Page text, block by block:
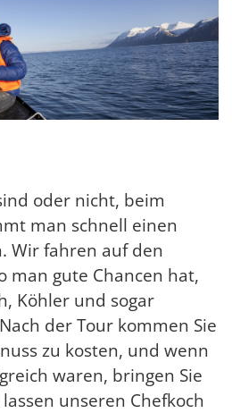
oder nicht, beim
man schnell einen
Wir fahren auf den
man gute Chancen hat,
Köhler und sogar
der Tour kommen Sie
zu kosten, und wenn
waren, bringen Sie
unseren Chefkoch